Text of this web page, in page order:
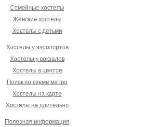
Семейные хостелы
Женские хостелы
Хостелы с детьми
Хостелы у аэропортов
Хостелы у вокзалов
Хостелы в центре
Поиск по схеме метро
Хостелы на карте
Хостелы на длительно
Полезная информация